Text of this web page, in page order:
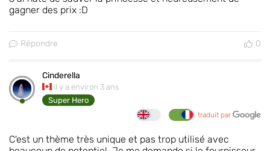
gagner des prix :D
Répondre 0
Cinderella
il y a environ 3 ans
Super Hero
traduit par
C'est un thème très unique et pas trop utilisé avec